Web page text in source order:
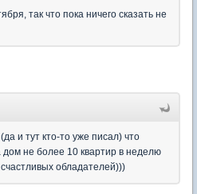
так что пока ничего сказать не
и тут кто-то уже писал) что
дом не более 10 квартир в неделю
обладателей)))